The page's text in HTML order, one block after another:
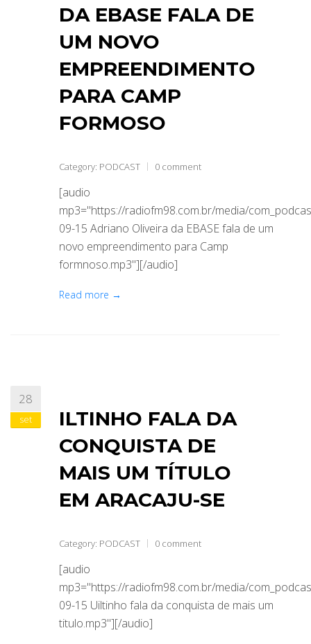
DA EBASE FALA DE
UM NOVO
EMPREENDIMENTO
PARA CAMP
FORMOSO
Category: PODCAST 0 comment
[audio
mp3="https://radiofm98.com.br/media/
09-15 Adriano Oliveira da EBASE fala de um
novo empreendimento para Camp
formnoso.mp3"][/audio]
Read more →
28
set
ILTINHO FALA DA
CONQUISTA DE
MAIS UM TÍTULO
EM ARACAJU-SE
Category: PODCAST 0 comment
[audio
mp3="https://radiofm98.com.br/media/
09-15 Uiltinho fala da conquista de mais um
titulo.mp3"][/audio]